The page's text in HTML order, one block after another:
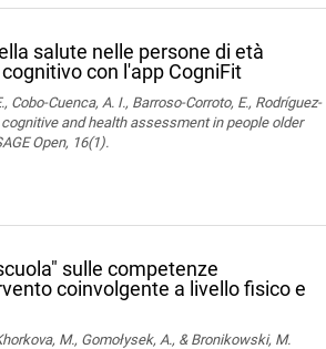
salute nelle persone di età
con l'app CogniFit
Cuenca, A. I., Barroso-Corroto, E., Rodríguez-
and health assessment in people older
Open, 16(1).
sulle competenze
coinvolgente a livello fisico e
M., Gomołysek, A., & Bronikowski, M.